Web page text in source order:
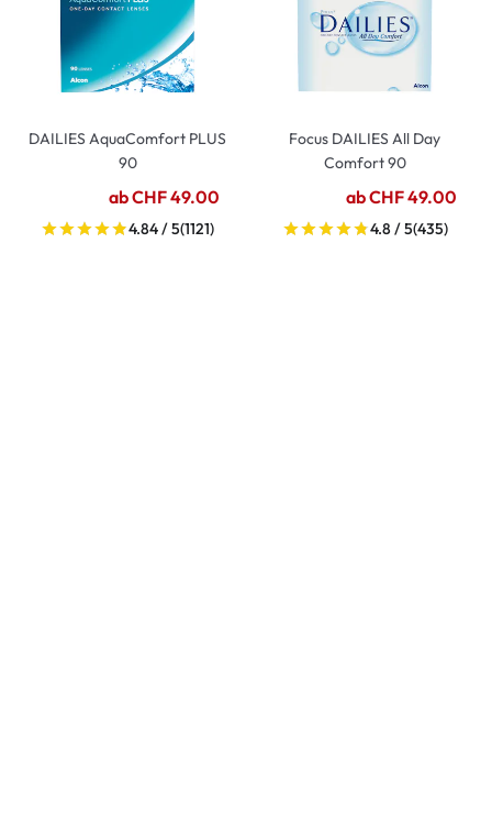
DAILIES AquaComfort PLUS
90
ab CHF 49.00
4.84 / 5(1121)
Focus DAILIES All Day
Comfort 90
ab CHF 49.00
4.8 / 5(435)